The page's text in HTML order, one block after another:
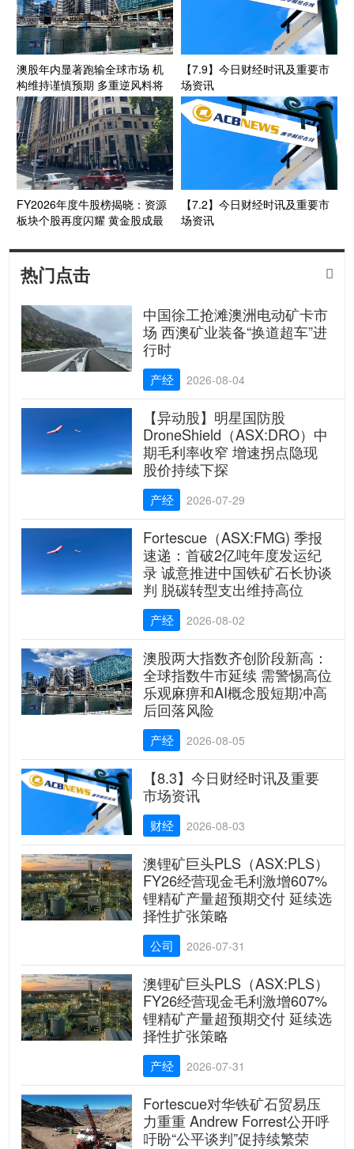
澳股年内显著跑输全球市场 机
构维持谨慎预期 多重逆风料将
拖累后市表现
【7.9】今日财经时讯及重要市
场资讯
FY2026年度牛股榜揭晓：资源
板块个股再度闪耀 黄金股成最
【7.2】今日财经时讯及重要市
场资讯
热门点击 
中国徐工抢滩澳洲电动矿卡市
场 西澳矿业装备“换道超车”进
行时
产经 2026-08-04
【异动股】明星国防股
DroneShield（ASX:DRO）中
期毛利率收窄 增速拐点隐现
股价持续下探
产经 2026-07-29
Fortescue（ASX:FMG) 季报
速递：首破2亿吨年度发运纪
录 诚意推进中国铁矿石长协谈
判 脱碳转型支出维持高位
产经 2026-08-02
澳股两大指数齐创阶段新高：
全球指数牛市延续 需警惕高位
乐观麻痹和AI概念股短期冲高
后回落风险
产经 2026-08-05
【8.3】今日财经时讯及重要
市场资讯
财经 2026-08-03
澳锂矿巨头PLS（ASX:PLS）
FY26经营现金毛利激增607%
锂精矿产量超预期交付 延续选
择性扩张策略
公司 2026-07-31
澳锂矿巨头PLS（ASX:PLS）
FY26经营现金毛利激增607%
锂精矿产量超预期交付 延续选
择性扩张策略
产经 2026-07-31
Fortescue对华铁矿石贸易压
力重重 Andrew Forrest公开呼
吁盼“公平谈判”促持续繁荣